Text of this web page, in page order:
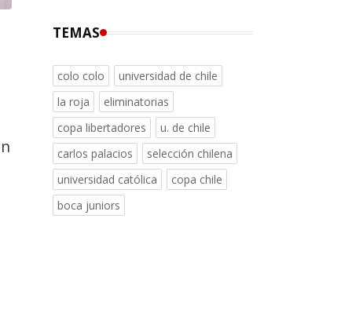
TEMAS
colo colo
universidad de chile
la roja
eliminatorias
copa libertadores
u. de chile
carlos palacios
selección chilena
universidad católica
copa chile
boca juniors